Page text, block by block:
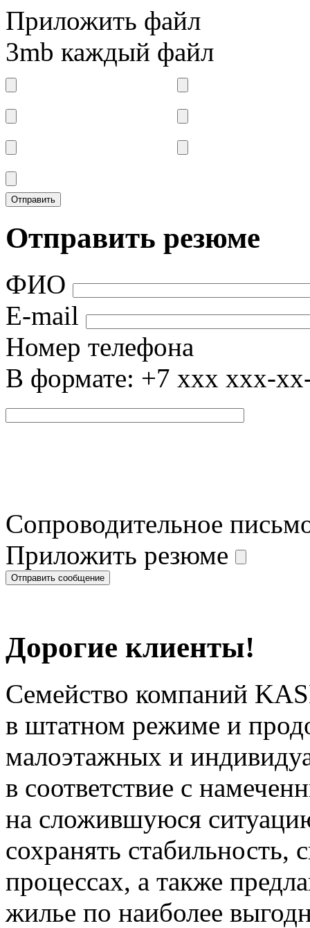
Приложить файл
3mb каждый файл
Отправить резюме
ФИО
E-mail
Номер телефона
В формате: +7 xxx xxx-
Сопроводительное
Приложить резюме
Дорогие клиенты!
Семейство компаний
в штатном режиме и
малоэтажных и
в соответствие с
на сложившуюся
сохранять стабильность,
процессах, а также
жилье по наиболее